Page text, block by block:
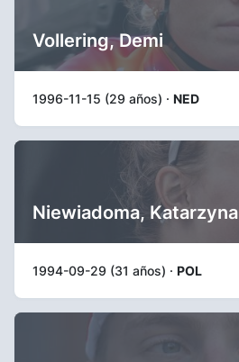
Vollering, Demi
1996-11-15 (29 años) · NED
Niewiadoma, Katarzyna
1994-09-29 (31 años) · POL